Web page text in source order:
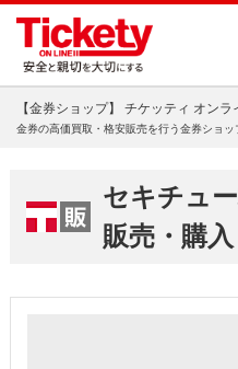
【金券ショップ】 チケッティ オン
金券の高価買取・格安販売を行う金券ショッ
セキチュ
販売・購入